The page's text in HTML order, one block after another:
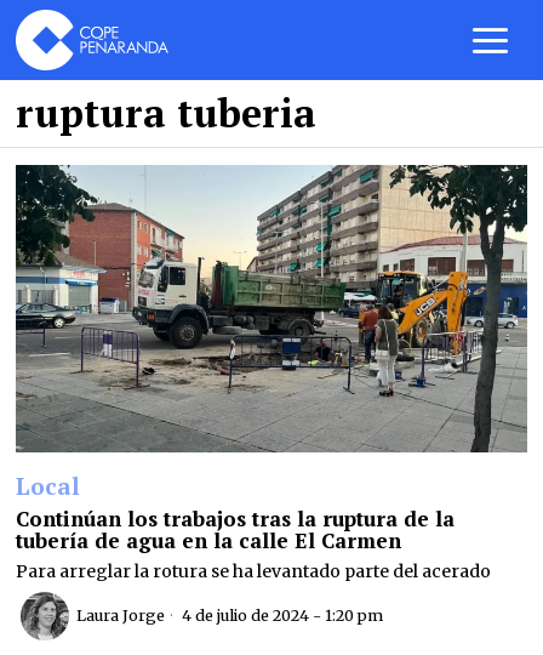
ruptura tuberia
Local
Continúan los trabajos tras la ruptura de la
tubería de agua en la calle El Carmen
Para arreglar la rotura se ha levantado parte del acerado
Laura Jorge 4 de julio de 2024 - 1:20 pm